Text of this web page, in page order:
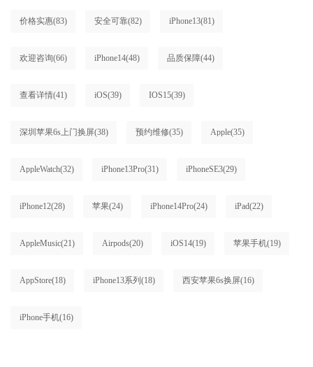
价格实惠(83) 安全可靠(82) iPhone13(81)
欢迎咨询(66) iPhone14(48) 品质保障(44)
查看详情(41) iOS(39) IOS15(39)
深圳苹果6s上门换屏(38) 预约维修(35) Apple(35)
AppleWatch(32) iPhone13Pro(31) iPhoneSE3(29)
iPhone12(28) 苹果(24) iPhone14Pro(24) iPad(22)
AppleMusic(21) Airpods(20) iOS14(19) 苹果手机(19)
AppStore(18) iPhone13系列 (18) 西安苹果6s换屏(16)
iPhone手机(16)